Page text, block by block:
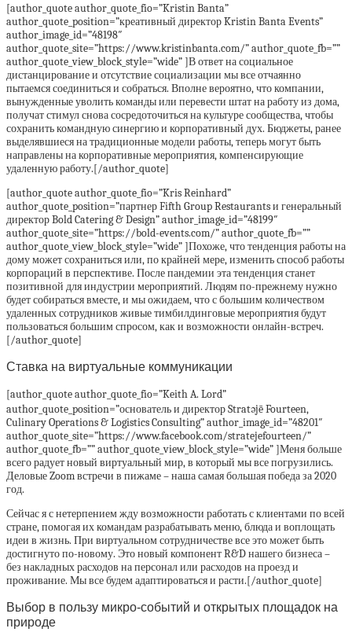
[author_quote author_quote_fio=”Kristin Banta”
author_quote_position=”креативный директор Kristin Banta Events”
author_image_id=”48198″
author_quote_site=”https://www.kristinbanta.com/” author_quote_fb=””
author_quote_view_block_style=”wide” ]В ответ на социальное
дистанцирование и отсутствие социализации мы все отчаянно
пытаемся соединиться и собраться. Вполне вероятно, что компании,
вынужденные уволить команды или перевести штат на работу из дома,
получат стимул снова сосредоточиться на культуре сообщества, чтобы
сохранить командную синергию и корпоративный дух. Бюджеты, ранее
выделявшиеся на традиционные модели работы, теперь могут быть
направлены на корпоративные мероприятия, компенсирующие
удаленную работу.[/author_quote]
[author_quote author_quote_fio=”Kris Reinhard”
author_quote_position=”партнер Fifth Group Restaurants и генеральный
директор Bold Catering & Design” author_image_id=”48199″
author_quote_site=”https://bold-events.com/” author_quote_fb=””
author_quote_view_block_style=”wide” ]Похоже, что тенденция работы на
дому может сохраниться или, по крайней мере, изменить способ работы
корпораций в перспективе. После пандемии эта тенденция станет
позитивной для индустрии мероприятий. Людям по-прежнему нужно
будет собираться вместе, и мы ожидаем, что с большим количеством
удаленных сотрудников живые тимбилдинговые мероприятия будут
пользоваться большим спросом, как и возможности онлайн-встреч.
[/author_quote]
Ставка на виртуальные коммуникации
[author_quote author_quote_fio=”Keith A. Lord”
author_quote_position=”основатель и директор Stratəjē Fourteen,
Culinary Operations & Logistics Consulting” author_image_id=”48201″
author_quote_site=”https://www.facebook.com/stratejefourteen/”
author_quote_fb=”” author_quote_view_block_style=”wide” ]Меня больше
всего радует новый виртуальный мир, в который мы все погрузились.
Деловые Zoom встречи в пижаме – наша самая большая победа за 2020
год.
Сейчас я с нетерпением жду возможности работать с клиентами по всей
стране, помогая их командам разрабатывать меню, блюда и воплощать
идеи в жизнь. При виртуальном сотрудничестве все это может быть
достигнуто по-новому. Это новый компонент R&D нашего бизнеса –
без накладных расходов на персонал или расходов на проезд и
проживание. Мы все будем адаптироваться и расти.[/author_quote]
Выбор в пользу микро-событий и открытых площадок на
природе